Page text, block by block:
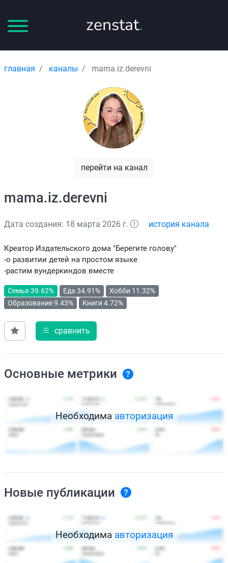
zenstat.
главная каналы mama.iz.derevni
перейти на канал
mama.iz.derevni
Дата создания: 18 марта 2026 г. история канала
Креатор Издательского дома "Берегите голову"
-о развитии детей на простом языке
-растим вундеркиндов вместе
Семья 39.62% Еда 34.91%
Хобби 11.32%
Образование 9.43%
Книги 4.72%
сравнить
Основные метрики
Необходима авторизация
Новые публикации
Необходима авторизация